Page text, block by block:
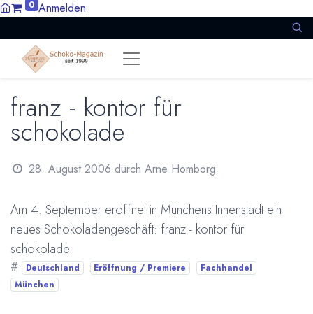
0 Anmelden
franz - kontor für
schokolade
28. August 2006 durch Arne Homborg
Am 4. September eröffnet in Münchens Innenstadt ein
neues Schokoladengeschäft: franz - kontor für
schokolade
# Deutschland Eröffnung / Premiere
Fachhandel
München